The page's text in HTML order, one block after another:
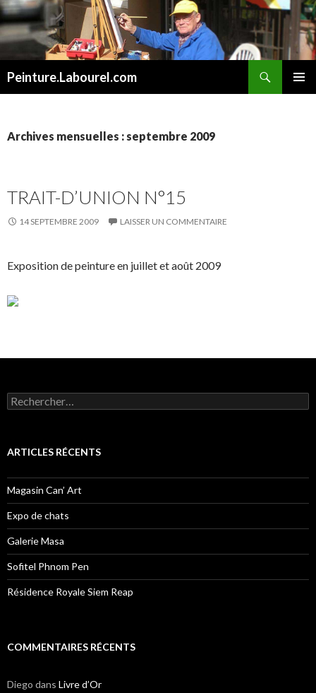
Peinture.Labourel.com
Archives mensuelles : septembre 2009
TRAIT-D’UNION N°15
14 SEPTEMBRE 2009 LAISSER UN COMMENTAIRE
Exposition de peinture en juillet et août 2009
Rechercher :
ARTICLES RÉCENTS
Magasin Can’ Art
Expo de chats
Galerie Masa
Sofitel Phnom Pen
Résidence Royale Siem Reap
COMMENTAIRES RÉCENTS
Diego dans Livre d’Or